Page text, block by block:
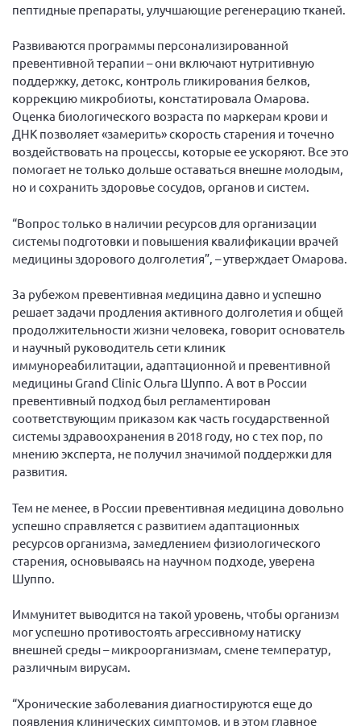
пептидные препараты, улучшающие регенерацию тканей.
Развиваются программы персонализированной
превентивной терапии – они включают нутритивную
поддержку, детокс, контроль гликирования белков,
коррекцию микробиоты, констатировала Омарова.
Оценка биологического возраста по маркерам крови и
ДНК позволяет «замерить» скорость старения и точечно
воздействовать на процессы, которые ее ускоряют. Все это
помогает не только дольше оставаться внешне молодым,
но и сохранить здоровье сосудов, органов и систем.
“Вопрос только в наличии ресурсов для организации
системы подготовки и повышения квалификации врачей
медицины здорового долголетия”, – утверждает Омарова.
За рубежом превентивная медицина давно и успешно
решает задачи продления активного долголетия и общей
продолжительности жизни человека, говорит основатель
и научный руководитель сети клиник
иммунореабилитации, адаптационной и превентивной
медицины Grand Clinic Ольга Шуппо. А вот в России
превентивный подход был регламентирован
соответствующим приказом как часть государственной
системы здравоохранения в 2018 году, но с тех пор, по
мнению эксперта, не получил значимой поддержки для
развития.
Тем не менее, в России превентивная медицина довольно
успешно справляется с развитием адаптационных
ресурсов организма, замедлением физиологического
старения, основываясь на научном подходе, уверена
Шуппо.
Иммунитет выводится на такой уровень, чтобы организм
мог успешно противостоять агрессивному натиску
внешней среды – микроорганизмам, смене температур,
различным вирусам.
“Хронические заболевания диагностируются еще до
появления клинических симптомов, и в этом главное